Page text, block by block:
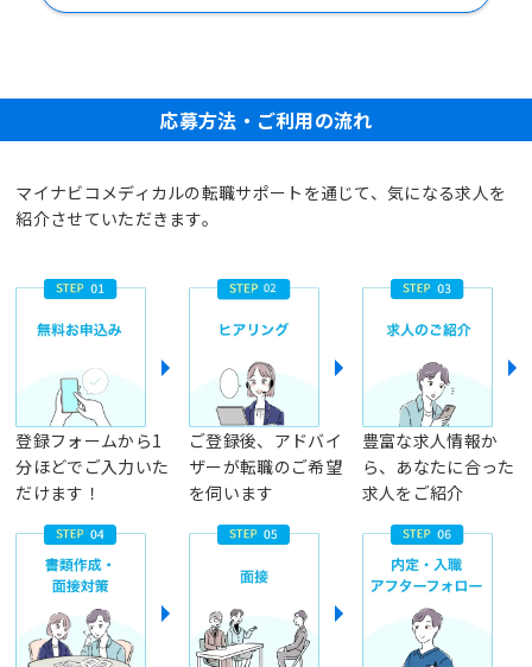
応募方法・ご利用の流れ
マイナビコメディカルの転職サポートを通じて、気になる求人を
紹介させていただきます。
登録フォームから1
分ほどでご入力いた
だけます！
ご登録後、アドバイ
ザーが転職のご希望
を伺います
豊富な求人情報か
ら、あなたに合った
求人をご紹介